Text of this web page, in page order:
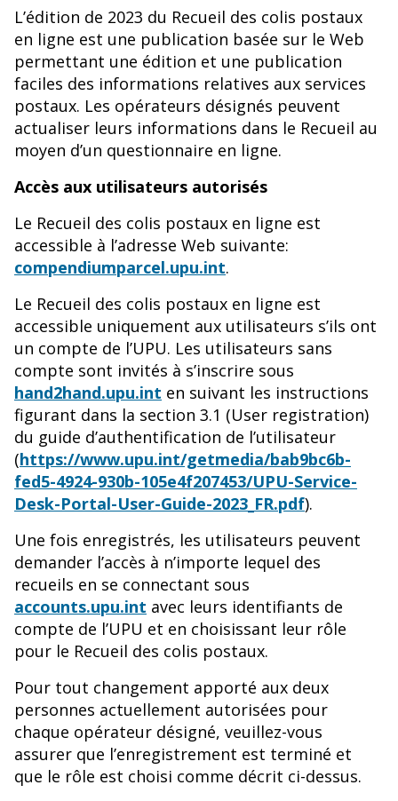
L’édition de 2023 du Recueil des colis postaux
en ligne est une publication basée sur le Web
permettant une édition et une publication
faciles des informations relatives aux services
postaux. Les opérateurs désignés peuvent
actualiser leurs informations dans le Recueil au
moyen d’un questionnaire en ligne.
Accès aux utilisateurs autorisés
Le Recueil des colis postaux en ligne est
accessible à l’adresse Web suivante:
compendiumparcel.upu.int.
Le Recueil des colis postaux en ligne est
accessible uniquement aux utilisateurs s’ils ont
un compte de l’UPU. Les utilisateurs sans
compte sont invités à s’inscrire sous
hand2hand.upu.int en suivant les instructions
figurant dans la section 3.1 (User registration)
du guide d’authentification de l’utilisateur
(https://www.upu.int/getmedia/bab9bc6b-
fed5-4924-930b-105e4f207453/UPU-Service-
Desk-Portal-User-Guide-2023_FR.pdf).
Une fois enregistrés, les utilisateurs peuvent
demander l’accès à n’importe lequel des
recueils en se connectant sous
accounts.upu.int avec leurs identifiants de
compte de l’UPU et en choisissant leur rôle
pour le Recueil des colis postaux.
Pour tout changement apporté aux deux
personnes actuellement autorisées pour
chaque opérateur désigné, veuillez-vous
assurer que l’enregistrement est terminé et
que le rôle est choisi comme décrit ci-dessus.